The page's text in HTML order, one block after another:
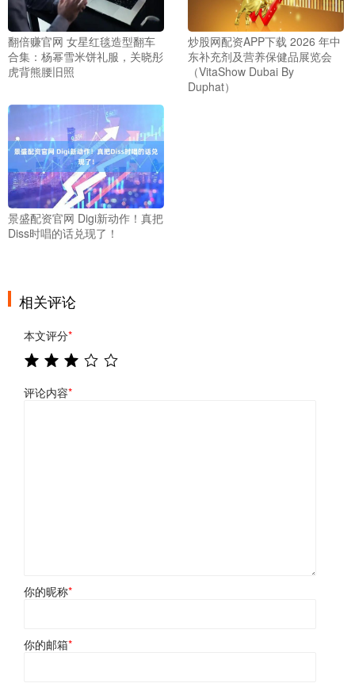
翻倍赚官网 女星红毯造型翻车
合集：杨幂雪米饼礼服，关晓彤
虎背熊腰旧照
炒股网配资APP下载 2026 年中
东补充剂及营养保健品展览会
（VitaShow Dubai By
Duphat）
景盛配资官网 Digi新动作！真把
Diss时唱的话兑现了！
相关评论
本文评分*
评论内容*
你的昵称*
你的邮箱*